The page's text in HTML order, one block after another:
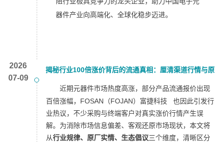
器件产业向高端化、全球化稳步迈进。
2026
07-09
揭秘行业100倍涨价背后的流通真相：厘清渠道行情与原
厂定价差异揭秘行业100倍涨价背后的流通真相：厘清渠
道行情与原厂定价差异
近期元器件市场热度高涨，部分产品流通报价出现
百倍涨幅，FOSAN（FOJAN） 富捷科技
也因此引发行
业热议，不少采购与终端客户对真实涨价行情产生误
解。为消除市场信息偏差、客观还原市场现状，本文将
从行业规律、原厂实情、生态倡议三个维度，清晰区分